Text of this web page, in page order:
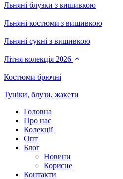
Льняні блузки з вишивкою
Льняні костюми з вишивкою
Льняні сукні з вишивкою
Літня колекція 2026
Костюми брючні
Туніки, блузи, жакети
Головна
Про нас
Колекції
Опт
Блог
Новини
Корисне
Контакти